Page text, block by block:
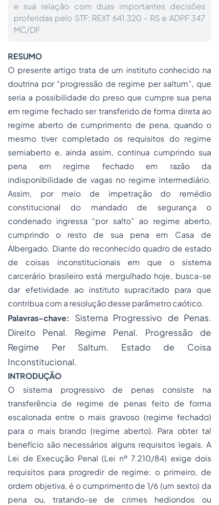
e sua relação com duas importantes decisões
proferidas pelo STF: REXT 641.320 - RS e ADPF 347
MC/DF
RESUMO
O presente artigo trata de um instituto conhecido na
doutrina por “progressão de regime per saltum”, que
seria a possibilidade do preso que cumpre sua pena
em regime fechado ser transferido de forma direta ao
regime aberto de cumprimento de pena, quando o
mesmo tiver completado os requisitos do regime
semiaberto e, ainda assim, continua cumprindo sua
pena em regime fechado em razão da
indisponibilidade de vagas no regime intermediário.
Assim, por meio de impetração do remédio
constitucional do mandado de segurança o
condenado ingressa “por salto” ao regime aberto,
cumprindo o resto de sua pena em Casa de
Albergado. Diante do reconhecido quadro de estado
de coisas inconstitucionais em que o sistema
carcerário brasileiro está mergulhado hoje, busca-se
dar efetividade ao instituto supracitado para que
contribua com a resolução desse parâmetro caótico.
Palavras-chave:
Sistema Progressivo de Penas.
Direito Penal. Regime Penal. Progressão de
Regime Per Saltum. Estado de Coisa
Inconstitucional.
INTRODUÇÃO
O sistema progressivo de penas consiste na
transferência de regime de penas feito de forma
escalonada entre o mais gravoso (regime fechado)
para o mais brando (regime aberto). Para obter tal
benefício são necessários alguns requisitos legais. A
Lei de Execução Penal (Lei nº 7.210/84) exige dois
requisitos para progredir de regime: o primeiro, de
ordem objetiva, é o cumprimento de 1/6 (um sexto) da
pena ou, tratando-se de crimes hediondos ou